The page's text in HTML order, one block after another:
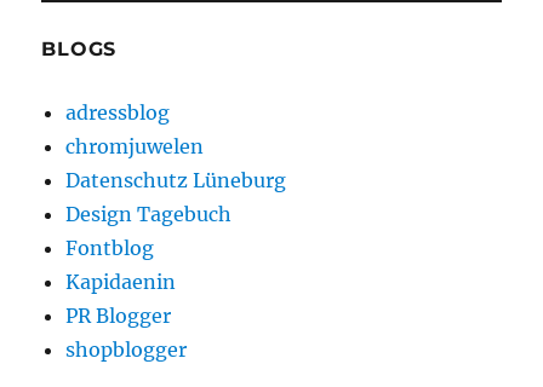
BLOGS
adressblog
chromjuwelen
Datenschutz Lüneburg
Design Tagebuch
Fontblog
Kapidaenin
PR Blogger
shopblogger